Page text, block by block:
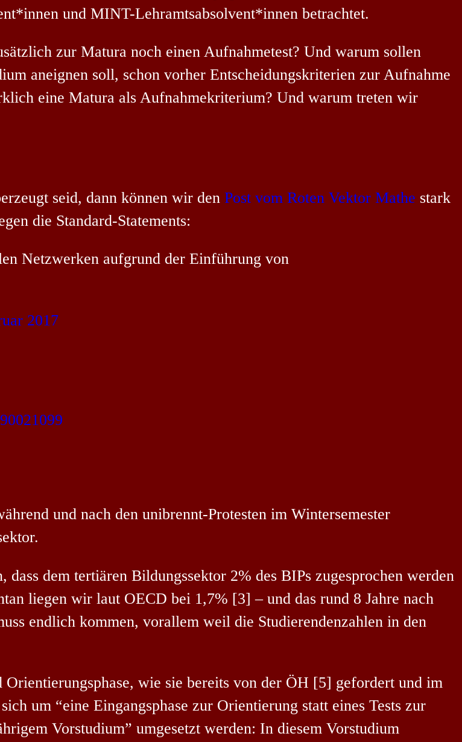
und MINT-Lehramtsabsolvent*innen betrachtet.
zur Matura noch einen Aufnahmetest? Und warum sollen
aneignen soll, schon vorher Entscheidungskriterien zur Aufnahme
eine Matura als Aufnahmekriterium? Und warum treten wir
seid, dann können wir den Post vom Roten Vektor Mathe stark
die Standard-Statements:
Netzwerken aufgrund der Einführung von
2017
und nach den unibrennt-Protesten im Wintersemester
dem tertiären Bildungssektor 2% des BIPs zugesprochen werden
liegen wir laut OECD bei 1,7% [3] – und das rund 8 Jahre nach
endlich kommen, vorallem weil die Studierendenzahlen in den
wie sie bereits von der ÖH [5] gefordert und im
um “eine Eingangsphase zur Orientierung statt eines Tests zur
Vorstudium” umgesetzt werden: In diesem Vorstudium